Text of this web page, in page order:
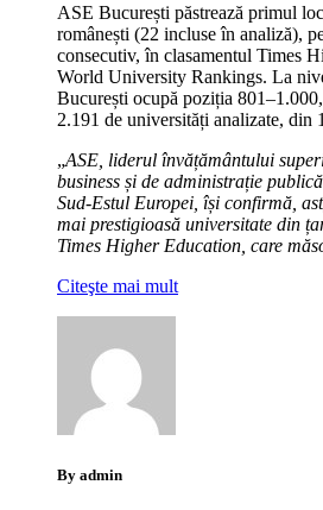
ASE București păstrează primul
românești (22 incluse în analiză),
consecutiv, în clasamentul Times
World University Rankings. La
București ocupă poziția
2.191 de universități analizate, din
„ASE, liderul învățământului
business și de administrație
Sud-Estul Europei, își confirmă,
mai prestigioasă universitate din
Times Higher Education, care
Citeşte mai mult
By admin